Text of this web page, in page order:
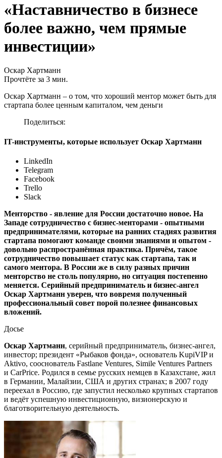
«Наставничество в бизнесе
более важно, чем прямые
инвестиции»
Оскар Хартманн
Прочтёте за 3 мин.
Оскар Хартманн – о том, что хороший ментор может быть для
стартапа более ценным капиталом, чем деньги
Поделиться:
IT-инструменты, которые использует Оскар Хартманн
LinkedIn
Telegram
Facebook
Trello
Slack
Менторство - явление для России достаточно новое. На
Западе сотрудничество с бизнес-менторами - опытными
предпринимателями, которые на ранних стадиях развития
стартапа помогают команде своими знаниями и опытом -
довольно распространённая практика. Причём, такое
сотрудничество повышает статус как стартапа, так и
самого ментора. В России же в силу разных причин
менторство не столь популярно, но ситуация постепенно
меняется. Серийный предприниматель и бизнес-ангел
Оскар Хартманн уверен, что вовремя полученный
профессиональный совет порой полезнее финансовых
вложений.
Досье
Оскар Хартманн, серийный предприниматель, бизнес-ангел,
инвестор; президент «Рыбаков фонда», основатель KupiVIP и
Aktivo, сооснователь Fastlane Ventures, Simile Ventures Partners
и CarPrice. Родился в семье русских немцев в Казахстане, жил
в Германии, Малайзии, США и других странах; в 2007 году
переехал в Россию, где запустил несколько крупных стартапов
и ведёт успешную инвестиционную, визионерскую и
благотворительную деятельность.